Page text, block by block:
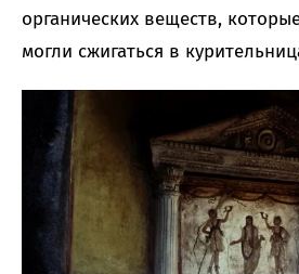
органических веществ,
могли сжигаться в